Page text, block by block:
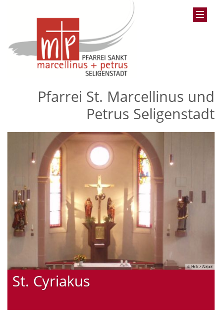
Pfarrei St. Marcellinus und
Petrus Seligenstadt
© Heinz Seipel
St. Cyriakus